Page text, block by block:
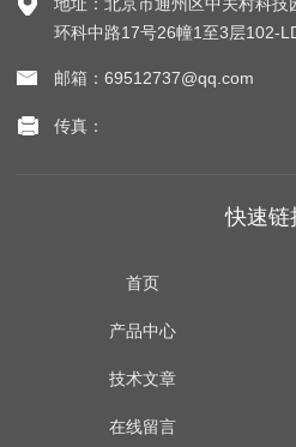
环科中路17号26幢1至3层102-
邮箱：69512737@qq.com
传真：
快速链
首页
产品中心
技术文章
在线留言